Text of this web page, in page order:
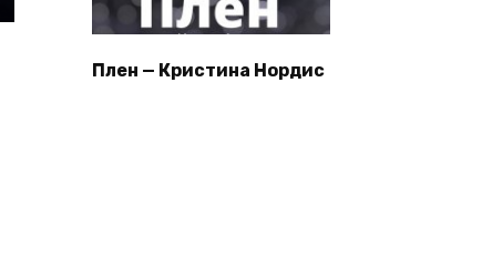
Плен — Кристина Нордис